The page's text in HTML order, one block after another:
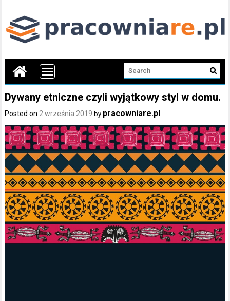
Dywany etniczne czyli wyjątkowy styl w domu.
Posted on 2 września 2019 by pracowniare.pl